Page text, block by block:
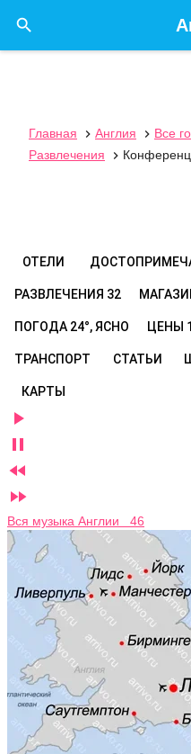

Главная  Англия  Все
Развлечения

ОТЕЛИ
РАЗВЛЕЧЕНИЯ 32
ПОГОДА 24°, ЯСНО ЦЕНЫ
ТРАНСПОРТ СТАТЬИ
КАРТЫ




Вся музыка Англии 46